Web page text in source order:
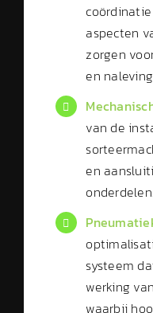
aspecten
zorgen
en
van de
en
onderdelen.
systeem
werking
waarbij